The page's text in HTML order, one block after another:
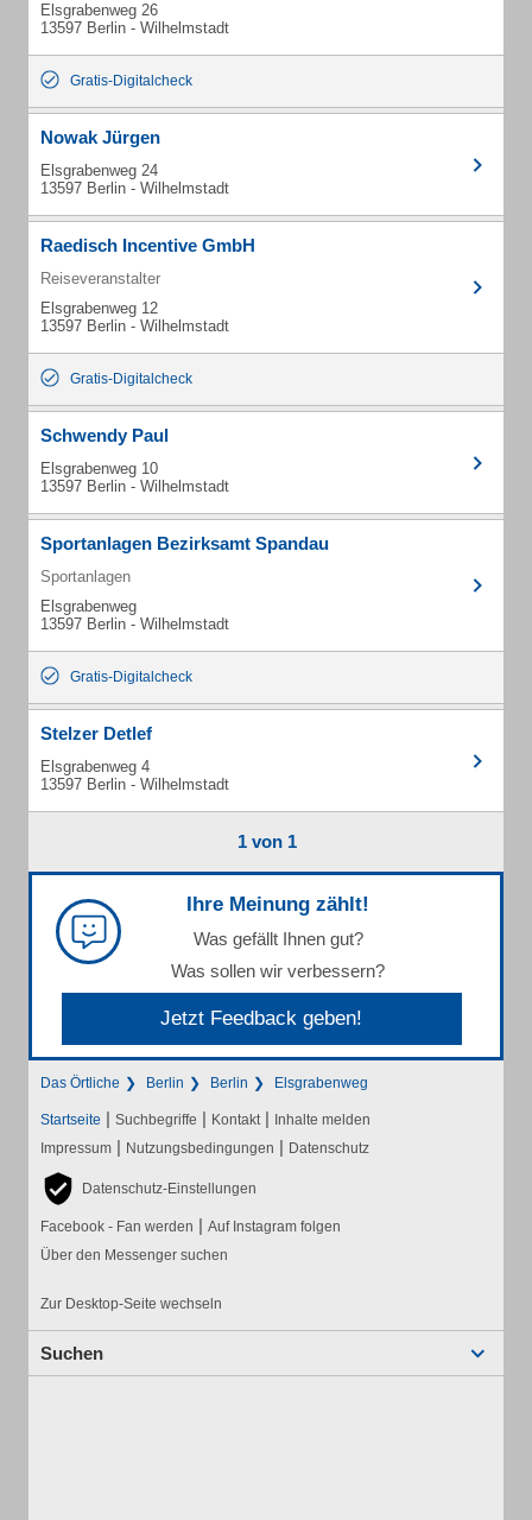
Elsgrabenweg 26
13597 Berlin - Wilhelmstadt
Gratis-Digitalcheck
Nowak Jürgen
Elsgrabenweg 24
13597 Berlin - Wilhelmstadt
Raedisch Incentive GmbH
Reiseveranstalter
Elsgrabenweg 12
13597 Berlin - Wilhelmstadt
Gratis-Digitalcheck
Schwendy Paul
Elsgrabenweg 10
13597 Berlin - Wilhelmstadt
Sportanlagen Bezirksamt Spandau
Sportanlagen
Elsgrabenweg
13597 Berlin - Wilhelmstadt
Gratis-Digitalcheck
Stelzer Detlef
Elsgrabenweg 4
13597 Berlin - Wilhelmstadt
1 von 1
Ihre Meinung zählt!
Was gefällt Ihnen gut?
Was sollen wir verbessern?
Jetzt Feedback geben!
Das Örtliche Berlin Berlin Elsgrabenweg
Startseite | Suchbegriffe | Kontakt | Inhalte melden
Impressum | Nutzungsbedingungen | Datenschutz
Datenschutz-Einstellungen
Facebook - Fan werden | Auf Instagram folgen
Über den Messenger suchen
Zur Desktop-Seite wechseln
Suchen